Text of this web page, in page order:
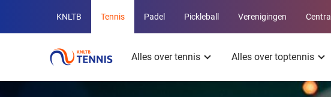
Overige
KNLTB
websites
KNLTB Tennis Padel Pickleball Verenigingen Centra
Alles over tennis Alles over toptennis